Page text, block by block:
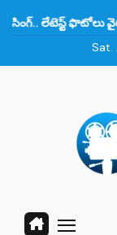
ఫొటోలు వైరల్
Sat.